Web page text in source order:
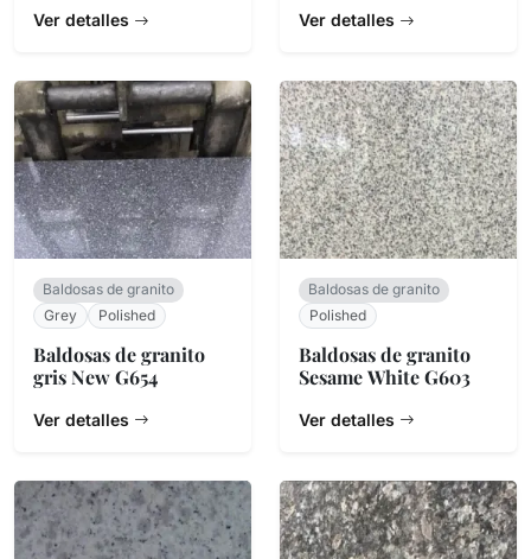
Ver detalles Ver detalles
Baldosas de granito
Grey
Polished
Baldosas de granito
gris New G654
Ver detalles
Baldosas de granito
Polished
Baldosas de granito
Sesame White G603
Ver detalles